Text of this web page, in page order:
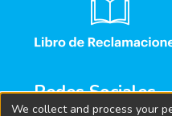
Redes Sociales
We collect and process your